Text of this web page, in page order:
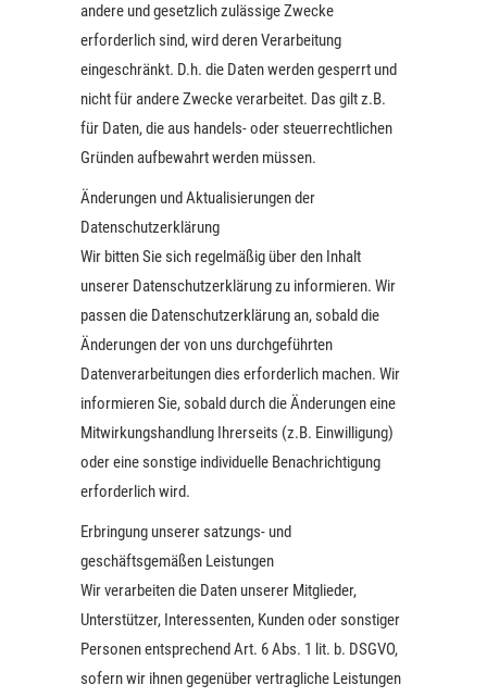
andere und gesetzlich zulässige Zwecke
erforderlich sind, wird deren Verarbeitung
eingeschränkt. D.h. die Daten werden gesperrt und
nicht für andere Zwecke verarbeitet. Das gilt z.B.
für Daten, die aus handels- oder steuerrechtlichen
Gründen aufbewahrt werden müssen.
Änderungen und Aktualisierungen der
Datenschutzerklärung
Wir bitten Sie sich regelmäßig über den Inhalt
unserer Datenschutzerklärung zu informieren. Wir
passen die Datenschutzerklärung an, sobald die
Änderungen der von uns durchgeführten
Datenverarbeitungen dies erforderlich machen. Wir
informieren Sie, sobald durch die Änderungen eine
Mitwirkungshandlung Ihrerseits (z.B. Einwilligung)
oder eine sonstige individuelle Benachrichtigung
erforderlich wird.
Erbringung unserer satzungs- und
geschäftsgemäßen Leistungen
Wir verarbeiten die Daten unserer Mitglieder,
Unterstützer, Interessenten, Kunden oder sonstiger
Personen entsprechend Art. 6 Abs. 1 lit. b. DSGVO,
sofern wir ihnen gegenüber vertragliche Leistungen